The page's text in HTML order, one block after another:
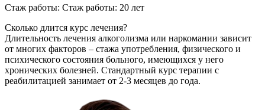
Стаж работы: Стаж работы: 20 лет
Сколько длится курс лечения?
Длительность лечения алкоголизма или наркомании зависит
от многих факторов – стажа употребления, физического и
психического состояния больного, имеющихся у него
хронических болезней. Стандартный курс терапии с
реабилитацией занимает от 2-3 месяцев до года.